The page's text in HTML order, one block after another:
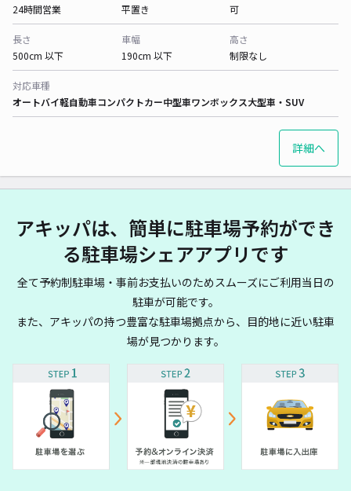
24時間営業
平置き
可
長さ
500cm 以下
車幅
190cm 以下
高さ
制限なし
対応車種
オートバイ軽自動車コンパクトカー中型車ワンボックス大型車・SUV
詳細へ
アキッパは、簡単に駐車場予約ができ
る駐車場シェアアプリです
全て予約制駐車場・事前お支払いのためスムーズにご利用当日の
駐車が可能です。
また、アキッパの持つ豊富な駐車場拠点から、目的地に近い駐車
場が見つかります。